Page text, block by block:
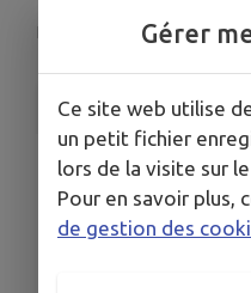
La Croix-Blanche
LIEU
chemin de l'enfance
DATE
Gérer
Ce site web utilise
un petit fichier
lors de la visite sur
Pour en savoir plus,
de gestion des